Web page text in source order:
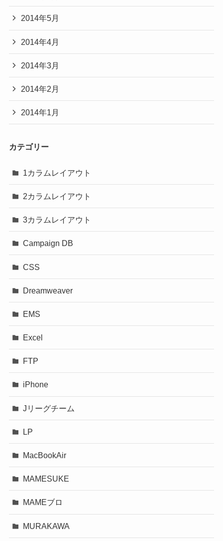
2014年5月
2014年4月
2014年3月
2014年2月
2014年1月
カテゴリー
1カラムレイアウト
2カラムレイアウト
3カラムレイアウト
Campaign DB
CSS
Dreamweaver
EMS
Excel
FTP
iPhone
Jリーグチーム
LP
MacBookAir
MAMESUKE
MAMEブロ
MURAKAWA